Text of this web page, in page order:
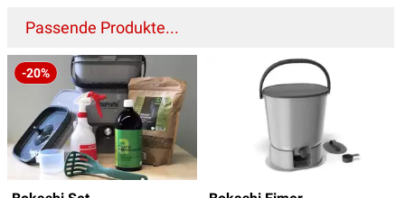
Passende Produkte...
-20%